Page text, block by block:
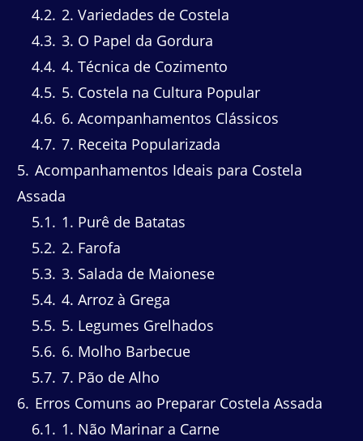
4.2 2. Variedades de Costela
4.3 3. O Papel da Gordura
4.4 4. Técnica de Cozimento
4.5 5. Costela na Cultura Popular
4.6 6. Acompanhamentos Clássicos
4.7 7. Receita Popularizada
5 Acompanhamentos Ideais para Costela
Assada
5.1
1. Purê de Batatas
5.2 2. Farofa
5.3 3. Salada de Maionese
5.4 4. Arroz à Grega
5.5 5. Legumes Grelhados
5.6 6. Molho Barbecue
5.7 7. Pão de Alho
6 Erros Comuns ao Preparar Costela Assada
6.1
1. Não Marinar a Carne